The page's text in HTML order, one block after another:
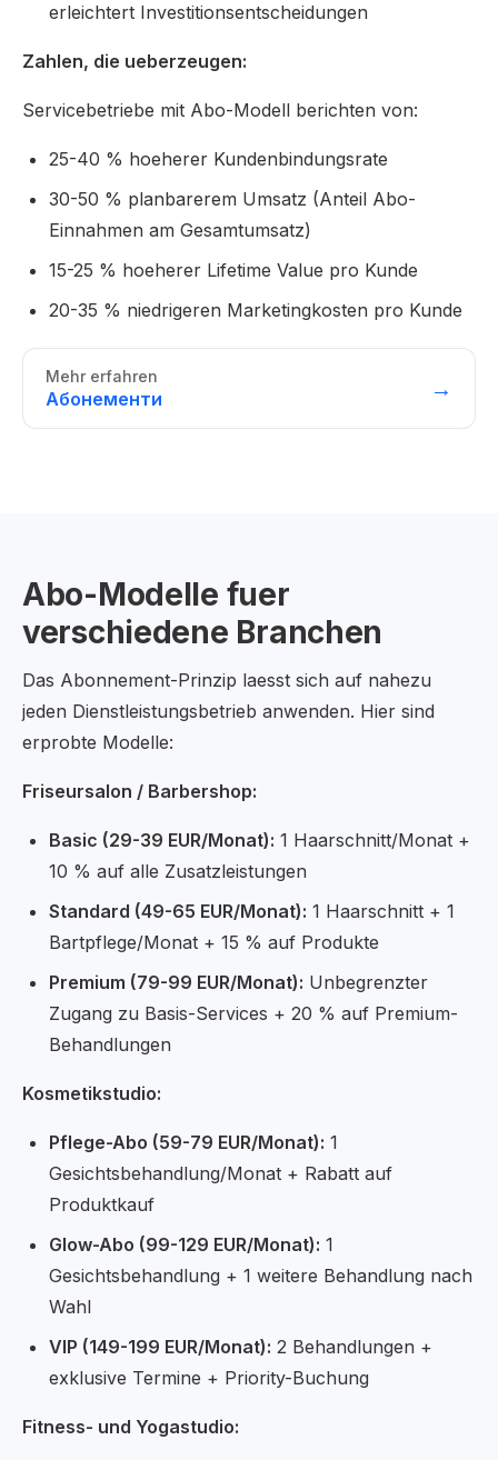
erleichtert Investitionsentscheidungen
Zahlen, die ueberzeugen:
Servicebetriebe mit Abo-Modell berichten von:
25-40 % hoeherer Kundenbindungsrate
30-50 % planbarerem Umsatz (Anteil Abo-
Einnahmen am Gesamtumsatz)
15-25 % hoeherer Lifetime Value pro Kunde
20-35 % niedrigeren Marketingkosten pro Kunde
Mehr erfahren
Абонементи →
Abo-Modelle fuer
verschiedene Branchen
Das Abonnement-Prinzip laesst sich auf nahezu
jeden Dienstleistungsbetrieb anwenden. Hier sind
erprobte Modelle:
Friseursalon / Barbershop:
Basic (29-39 EUR/Monat): 1 Haarschnitt/Monat +
10 % auf alle Zusatzleistungen
Standard (49-65 EUR/Monat): 1 Haarschnitt + 1
Bartpflege/Monat + 15 % auf Produkte
Premium (79-99 EUR/Monat): Unbegrenzter
Zugang zu Basis-Services + 20 % auf Premium-
Behandlungen
Kosmetikstudio:
Pflege-Abo (59-79 EUR/Monat): 1
Gesichtsbehandlung/Monat + Rabatt auf
Produktkauf
Glow-Abo (99-129 EUR/Monat): 1
Gesichtsbehandlung + 1 weitere Behandlung nach
Wahl
VIP (149-199 EUR/Monat): 2 Behandlungen +
exklusive Termine + Priority-Buchung
Fitness- und Yogastudio: